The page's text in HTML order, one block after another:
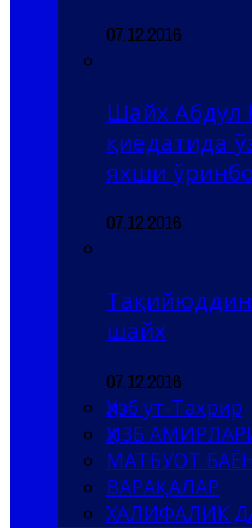
07.12.2016
Шайх Абдул
қиёдатида
яхши
07.12.2016
шайх
07.12.2016
Ҳизб ут-Таҳрир
ҲИЗБ
МАТБУОТ
ВАРАҚАЛАР
ХАЛИФАЛИК